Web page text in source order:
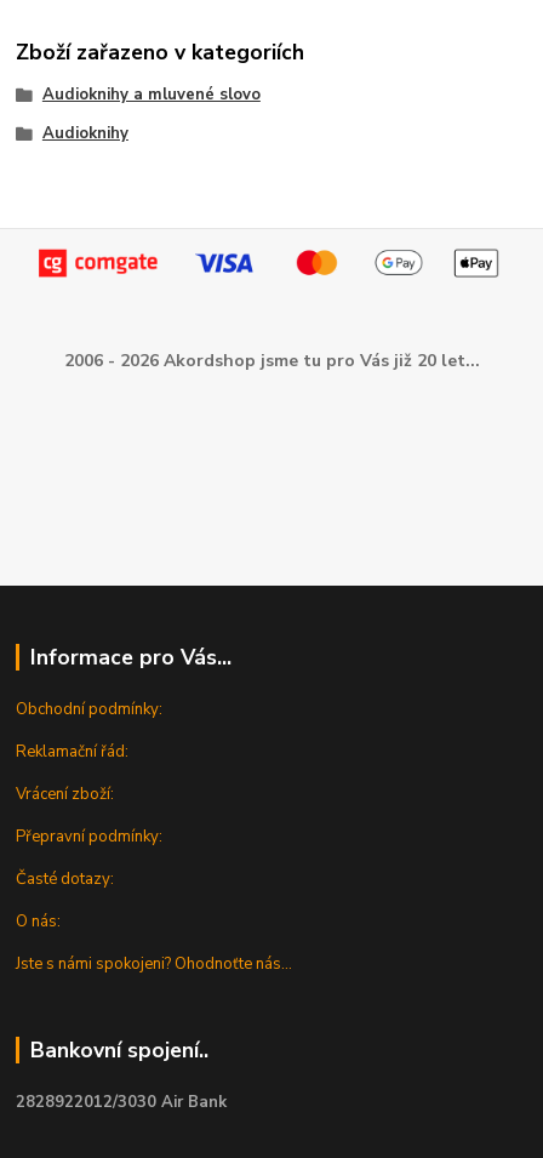
Zboží zařazeno v kategoriích
Audioknihy a mluvené slovo
Audioknihy
2006 - 2026 Akordshop jsme tu pro Vás již 20 let...
Informace pro Vás...
Obchodní podmínky:
Reklamační řád:
Vrácení zboží:
Přepravní podmínky:
Časté dotazy:
O nás:
Jste s námi spokojeni? Ohodnoťte nás...
Bankovní spojení..
2828922012/3030 Air Bank